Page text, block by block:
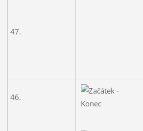
47.
46.